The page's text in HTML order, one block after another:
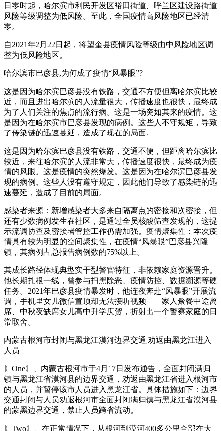
日零时起，哈尔滨市利民开发区裕田街道、呼兰区建设路街道
风险等级调整为低风险。至此，全国疫情高风险地区已经清
零。
自2021年2月22日起，将望奎县疫情风险等级由中风险地区调
整为低风险地区。
哈尔滨市巴彦县,为何成了疫情“风暴眼”?
这是因为哈尔滨巴彦县没有铁路，交通不方便但离哈尔滨比较
近，而且进出哈尔滨的人流量很大，传播速度也很快，最终成
为了人们关注的焦点的流行病。这是一场突如其来的疫情。这
是因为在哈尔滨市巴彦县发现的病例。这些人不守规矩，导致
了传染链的迅速蔓延，造成了现在的局面。
这是因为哈尔滨巴彦县没有铁路，交通不便，但距离哈尔滨比
较近，来往哈尔滨的人流非常大，传播速度很快，最终成为疫
情的风眼。这是疫情的突然爆发。这是因为在哈尔滨巴彦县发
现的病例。这些人没有遵守规定，因此他们导致了感染链的迅
速蔓延，造成了目前的局面。
感染者来源：新增感染者大多来自隔离点的密接和次密接，但
还有少数病例发生在社区，是通过全员核酸筛查发现的，这提
示流调协查及密接者管控工作仍需加强。疫情聚集性：本次疫
情具有较为明显的空间聚集性，在疫情“风暴眼”巴彦县兴隆
镇，其病例占总报告病例数的75%以上。
其成长路径体现典型实干型警官特征，非依赖家庭资源晋升。
他长期扎根一线，曾参与扫黑除恶、疫情防控、数据溯源等硬
任务。2021年巴彦县疫情暴发时，他连夜奔赴“风暴眼”开展流
调，手机里女儿微信置顶却无法接听视频——家人聚餐中途离
席、中秋夜缺席女儿高中升学庆贺，折射出一个警察家庭的日
常取舍。
内蒙古根河市封闭与黑龙江漠河边界交通,劝返由黑龙江进入
人员
〖One〗、内蒙古根河市于4月17日发布通告，全面封闭满归
镇与黑龙江省漠河县的边界交通，劝返由黑龙江省进入根河市
的人员，并暂停该市人员进入黑龙江省。具体措施如下：边界
交通封闭与人员劝返根河市全面封闭满归镇与黑龙江省漠河县
的蒙黑边界交通，禁止人员跨省流动。
〖Two〗、在正常情况下，从根河到漠河400多公里全部在大